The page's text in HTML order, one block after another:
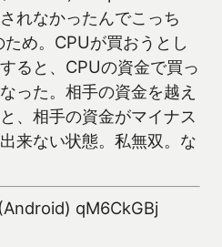
れなかったんでこっち
め。CPUが買おうとし
ると、CPUの資金で買っ
った。相手の資金を越え
、相手の資金がマイナス
来ない状態。私無双。な
qM6CkGBj